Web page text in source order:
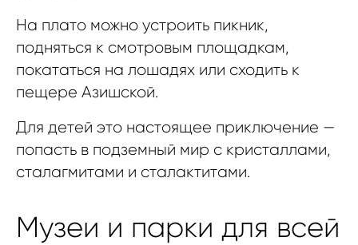
На плато можно устроить пикник,
подняться к смотровым площадкам,
покататься на лошадях или сходить к
пещере Азишской.
Для детей это настоящее приключение —
попасть в подземный мир с кристаллами,
сталагмитами и сталактитами.
Музеи и парки для всей